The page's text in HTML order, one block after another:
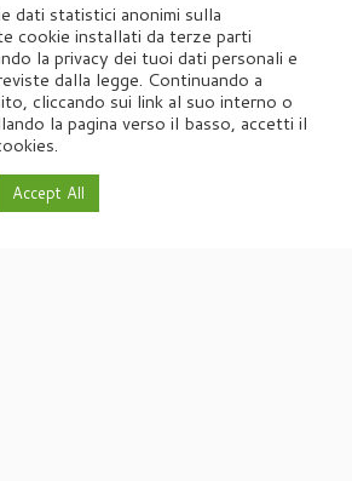
by ·Designed con il
dati statistici anonimi sulla
cookie installati da terze parti
la privacy dei tuoi dati personali e
dalla legge. Continuando a
cliccando sui link al suo interno o
la pagina verso il basso, accetti il
Accept All